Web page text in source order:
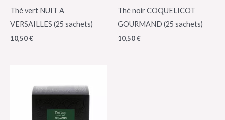
Thé vert NUIT A
VERSAILLES (25 sachets)
10,50€
Thé noir COQUELICOT
GOURMAND (25 sachets)
10,50€